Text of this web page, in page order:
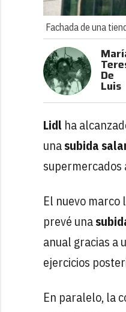
Fachada de una
De
Luis
Lidl ha
unasubida
supermercados
El nuevo
prevé una
anual gracias a
ejercicios
En paralelo, la